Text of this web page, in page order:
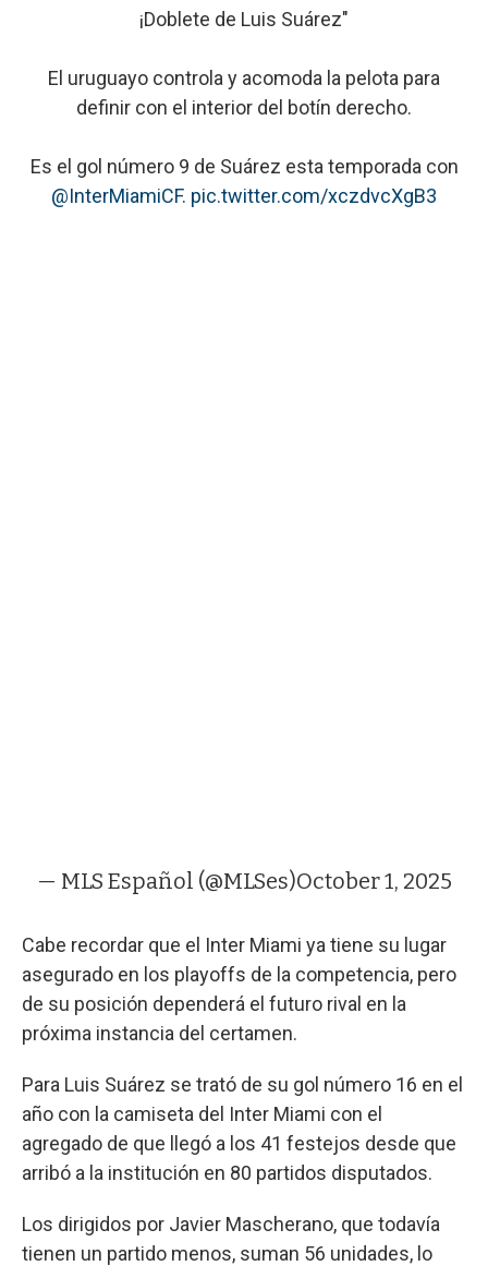
¡Doblete de Luis Suárez"
El uruguayo controla y acomoda la pelota para
definir con el interior del botín derecho.
Es el gol número 9 de Suárez esta temporada con
@InterMiamiCF. pic.twitter.com/xczdvcXgB3
— MLS Español (@MLSes)October 1, 2025
Cabe recordar que el Inter Miami ya tiene su lugar
asegurado en los playoffs de la competencia, pero
de su posición dependerá el futuro rival en la
próxima instancia del certamen.
Para Luis Suárez se trató de su gol número 16 en el
año con la camiseta del Inter Miami con el
agregado de que llegó a los 41 festejos desde que
arribó a la institución en 80 partidos disputados.
Los dirigidos por Javier Mascherano, que todavía
tienen un partido menos, suman 56 unidades, lo